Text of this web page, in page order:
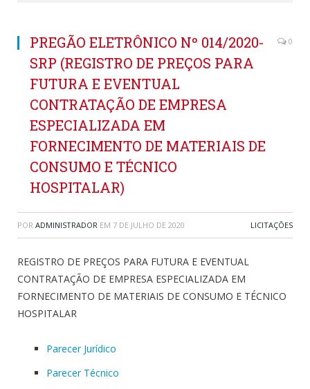
PREGÃO ELETRÔNICO Nº 014/2020-
SRP (REGISTRO DE PREÇOS PARA
FUTURA E EVENTUAL
CONTRATAÇÃO DE EMPRESA
ESPECIALIZADA EM
FORNECIMENTO DE MATERIAIS DE
CONSUMO E TÉCNICO
HOSPITALAR)
0
POR ADMINISTRADOR EM 7 DE JULHO DE 2020 LICITAÇÕES
REGISTRO DE PREÇOS PARA FUTURA E EVENTUAL
CONTRATAÇÃO DE EMPRESA ESPECIALIZADA EM
FORNECIMENTO DE MATERIAIS DE CONSUMO E TÉCNICO
HOSPITALAR
Parecer Jurídico
Parecer Técnico